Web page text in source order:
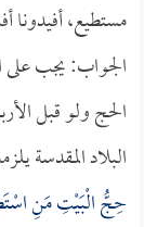
مستطيع، أفيدونا
الجواب: يجب على
الحج ولو قبل
البلاد المقدسة
حِجُّ الْبَيْتِ مَنِ